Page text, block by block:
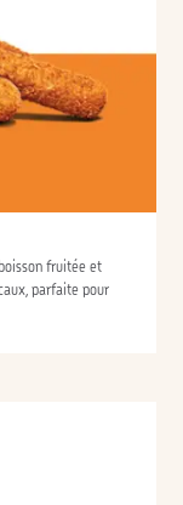
fruitée et
parfaite pour